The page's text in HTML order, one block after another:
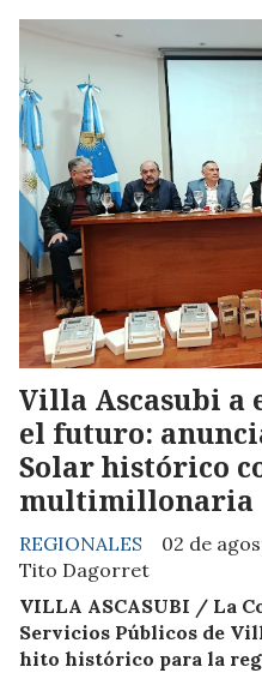
Villa Ascasubi a
el futuro:
Solar histórico
multimillonaria
Tito Dagorret
REGIONALES 02 de
VILLA ASCASUBI / La
Servicios Públicos de
hito histórico para la